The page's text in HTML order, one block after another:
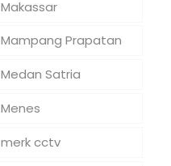
Makassar
Mampang Prapatan
Medan Satria
Menes
merk cctv